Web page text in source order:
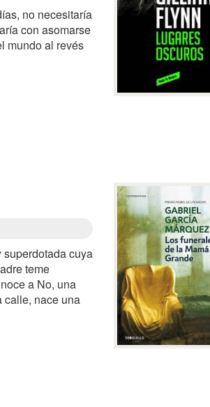
no necesitaría
con asomarse
mundo al revés
cuya
teme
a No, una
calle, nace una